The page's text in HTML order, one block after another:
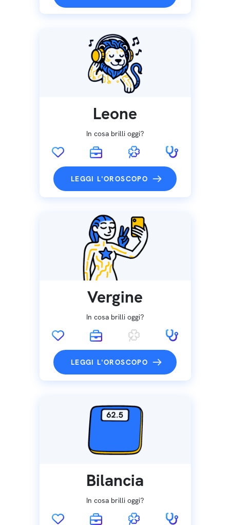
Leone
In cosa brilli oggi?
LEGGI L'OROSCOPO
Vergine
In cosa brilli oggi?
LEGGI L'OROSCOPO
Bilancia
In cosa brilli oggi?